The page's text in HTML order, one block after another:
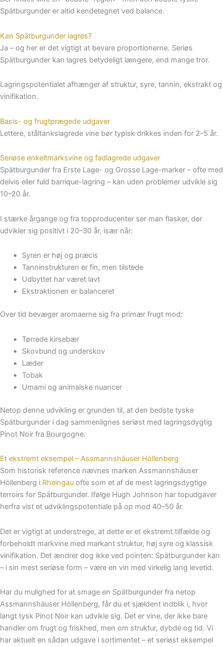
Spätburgunder er altid kendetegnet ved balance.
Kan Spätburgunder lagres?
Ja – og her er det vigtigt at bevare proportionerne. Seriøs
Spätburgunder kan lagres betydeligt længere, end mange tror.
Lagringspotentialet afhænger af struktur, syre, tannin, ekstrakt og
vinifikation.
Basis- og frugtprægede udgaver
Lettere, ståltankslagrede vine bør typisk drikkes inden for 2–5 år.
Seriøse enkeltmarksvine og fadlagrede udgaver
Spätburgunder fra Erste Lage- og Grosse Lage-marker – ofte med
delvis eller fuld barrique-lagring – kan uden problemer udvikle sig
10–20 år.
I stærke årgange og fra topproducenter ser man flasker, der
udvikler sig positivt i 20–30 år, især når:
Syren er høj og præcis
Tanninstrukturen er fin, men tilstede
Udbyttet har været lavt
Ekstraktionen er balanceret
Over tid bevæger aromaerne sig fra primær frugt mod:
Tørrede kirsebær
Skovbund og underskov
Læder
Tobak
Umami og animalske nuancer
Netop denne udvikling er grunden til, at den bedste tyske
Spätburgunder i dag sammenlignes seriøst med lagringsdygtig
Pinot Noir fra Bourgogne.
Et ekstremt eksempel – Assmannshäuser Höllenberg
Som historisk reference nævnes marken Assmannshäuser
Höllenberg i Rheingau ofte som et af de mest lagringsdygtige
terroirs for Spätburgunder. Ifølge Hugh Johnson har topudgaver
herfra vist et udviklingspotentiale på op mod 40–50 år.
Det er vigtigt at understrege, at dette er et ekstremt tilfælde og
forbeholdt markvine med markant struktur, høj syre og klassisk
vinifikation. Det ændrer dog ikke ved pointen: Spätburgunder kan
– i sin mest seriøse form – være en vin med virkelig lang levetid.
Har du mulighed for at smage en Spätburgunder fra netop
Assmannshäuser Höllenberg, får du et sjældent indblik i, hvor
langt tysk Pinot Noir kan udvikle sig. Det er vine, der ikke bare
handler om frugt og friskhed, men om struktur, dybde og tid. Vi
har aktuelt en sådan udgave i sortimentet – et seriøst eksempel